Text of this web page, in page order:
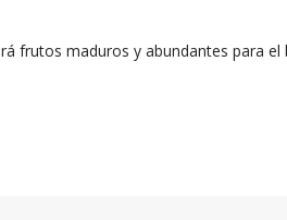
frutos maduros y abundantes para